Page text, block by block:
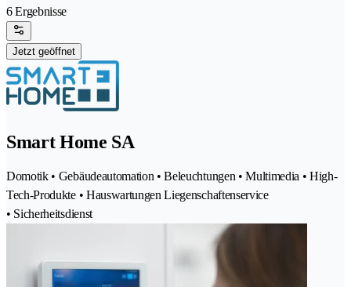
6 Ergebnisse
Jetzt geöffnet
Smart Home SA
Domotik • Gebäudeautomation • Beleuchtungen • Multimedia • High-
Tech-Produkte • Hauswartungen Liegenschaftenservice
• Sicherheitsdienst